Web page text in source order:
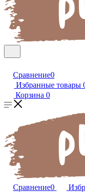
Сравнение0
Избранные товары
Корзина 0
Сравнение0